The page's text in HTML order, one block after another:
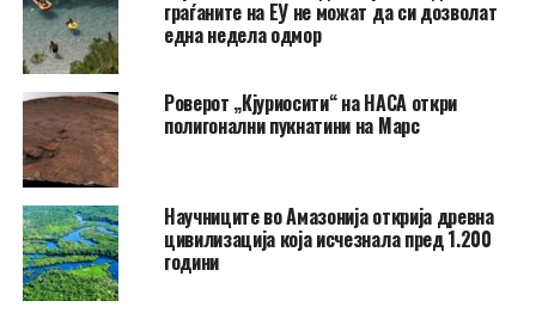
граѓаните на ЕУ не можат да си дозволат
една недела одмор
Роверот „Кјуриосити“ на НАСА откри
полигонални пукнатини на Марс
Научниците во Амазонија открија древна
цивилизација која исчезнала пред 1.200
години